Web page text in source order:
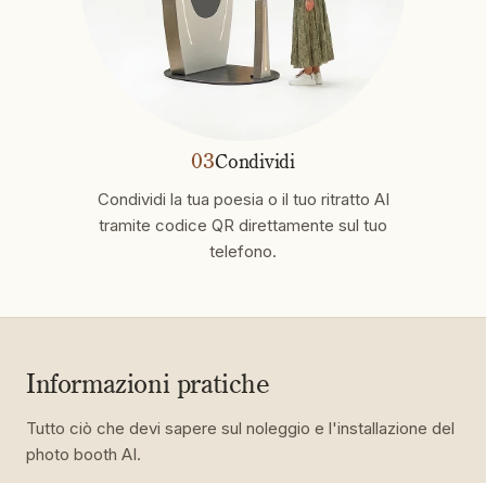
03Condividi
Condividi la tua poesia o il tuo ritratto AI
tramite codice QR direttamente sul tuo
telefono.
Informazioni pratiche
Tutto ciò che devi sapere sul noleggio e l'installazione del
photo booth AI.